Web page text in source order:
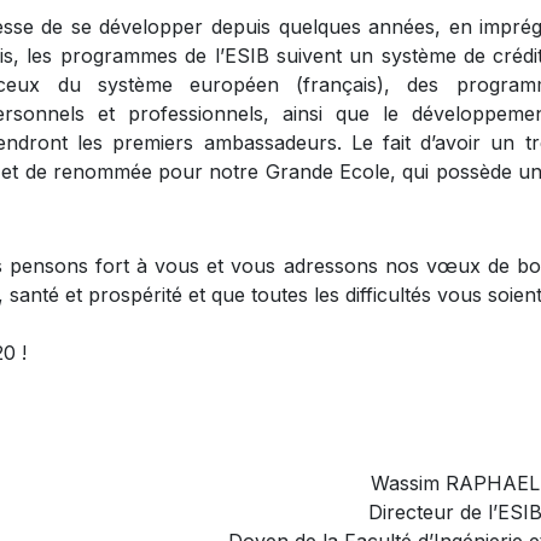
de se développer depuis quelques années, en
les programmes de l’ESIB suivent un système de
du système européen (français), des
et professionnels, ainsi que le
les premiers ambassadeurs. Le fait d’avoir un
et de renommée pour notre Grande Ecole, qui possède
fort à vous et vous adressons nos vœux de
santé et prospérité et que toutes les difficultés vous
!
Wassim RAPHAEL
Directeur de l’ESIB